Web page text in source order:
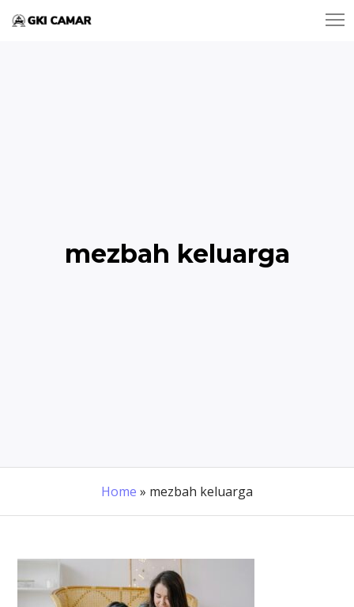
mezbah keluarga
Home » mezbah keluarga